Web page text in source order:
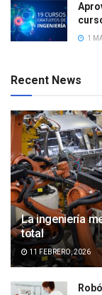
1
Recent News
La ingeniería
total
11 FEBRERO, 2026